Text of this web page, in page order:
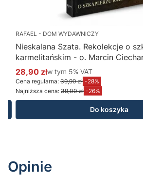
RAFAEL - DOM WYDAWNICZY
Nieskalana Szata. Rekolekcje o
karmelitańskim - o. Marcin
Cena promocyjna brutto
28,90 złw tym %s VAT
w tym 5% VAT
Cena regularna: 39,90 zł -28%
Najniższa cena: 39,00 zł -26%
Do koszyka
Opinie